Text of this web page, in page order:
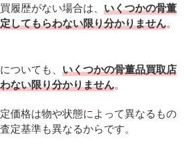
履歴がない場合は、 いくつかの骨董
してもらわない限り分かりません。
ついても、 いくつかの骨董品買取店
ない限り分かりません。
価格は物や状態によって異なるもの
定基準も異なるからです。